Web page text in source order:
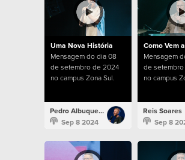
Uma Nova História
Mensagem do dia 08
de setembro de 2024
no campus Zona Sul.
Pedro Albuquerque
Sep 8 2024
Como Vem
Mensagem
de
no campus
Reis Soares
Sep 8